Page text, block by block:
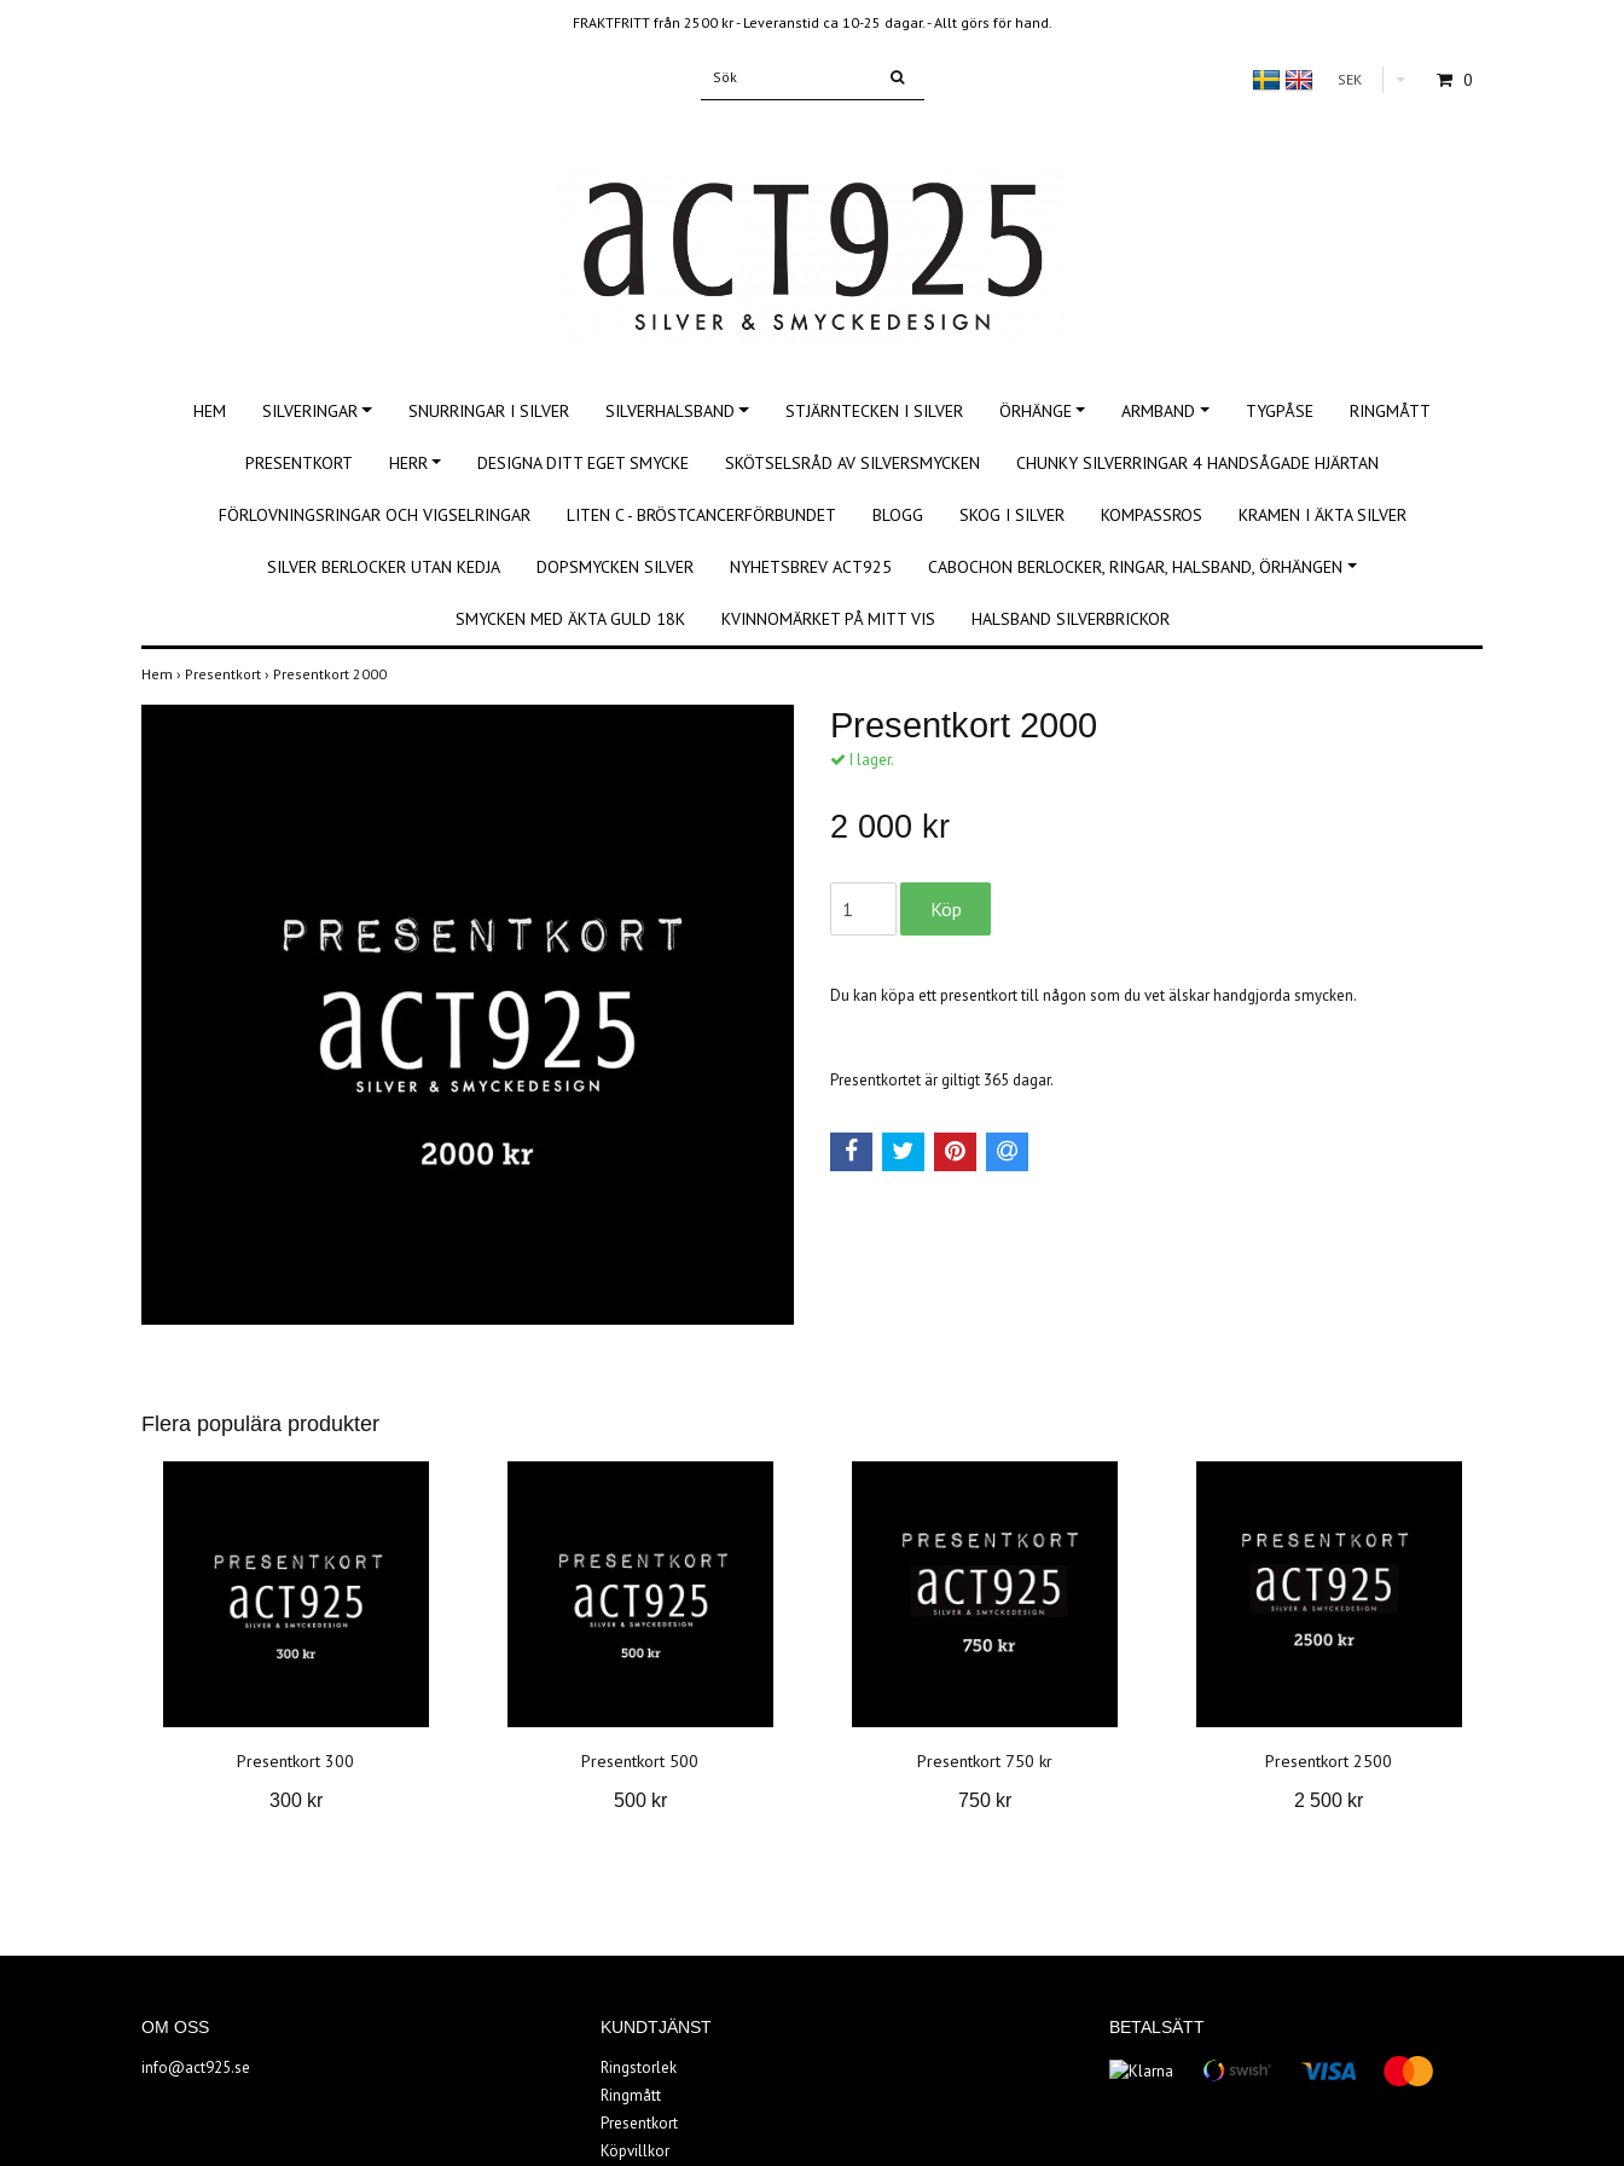
FRAKTFRITT från 2500 kr - Leveranstid ca 10-25 dagar. - Allt görs för hand.
SEK 0
HEM SILVERINGAR SNURRINGAR I SILVER SILVERHALSBAND STJÄRNTECKEN I SILVER ÖRHÄNGE ARMBAND TYGPÅSE RINGMÅTT
PRESENTKORT HERR DESIGNA DITT EGET SMYCKE SKÖTSELSRÅD AV SILVERSMYCKEN CHUNKY SILVERRINGAR 4 HANDSÅGADE HJÄRTAN
FÖRLOVNINGSRINGAR OCH VIGSELRINGAR LITEN C - BRÖSTCANCERFÖRBUNDET BLOGG SKOG I SILVER KOMPASSROS KRAMEN I ÄKTA SILVER
SILVER BERLOCKER UTAN KEDJA DOPSMYCKEN SILVER NYHETSBREV ACT925 CABOCHON BERLOCKER, RINGAR, HALSBAND, ÖRHÄNGEN
SMYCKEN MED ÄKTA GULD 18K KVINNOMÄRKET PÅ MITT VIS HALSBAND SILVERBRICKOR
Hem › Presentkort › Presentkort 2000
Presentkort 2000
I lager.
2 000 kr
Du kan köpa ett presentkort till någon som du vet älskar handgjorda smycken.
Presentkortet är giltigt 365 dagar.
Flera populära produkter
Presentkort 300
300 kr
Presentkort 500
500 kr
Presentkort 750 kr
750 kr
Presentkort 2500
2 500 kr
OM OSS
info@act925.se
KUNDTJÄNST
Ringstorlek
Ringmått
Presentkort
Köpvillkor
BETALSÄTT